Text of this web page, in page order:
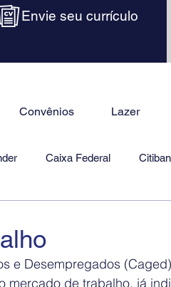
Envie seu currículo
Convênios Lazer
Caixa Federal
e Desempregados
mercado de trabalho, já